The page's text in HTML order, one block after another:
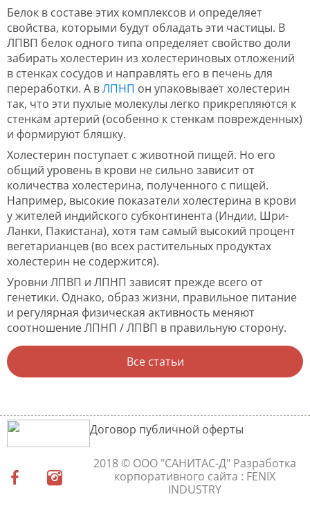
Белок в составе этих комплексов и определяет
свойства, которыми будут обладать эти частицы. В
ЛПВП белок одного типа определяет свойство доли
забирать холестерин из холестериновых отложений
в стенках сосудов и направлять его в печень для
переработки. А вЛПНП он упаковывает холестерин
так, что эти пухлые молекулы легко прикрепляются к
стенкам артерий (особенно к стенкам поврежденных)
и формируют бляшку.
Холестерин поступает с животной пищей. Но его
общий уровень в крови не сильно зависит от
количества холестерина, полученного с пищей.
Например, высокие показатели холестерина в крови
у жителей индийского субконтинента (Индии, Шри-
Ланки, Пакистана), хотя там самый высокий процент
вегетарианцев (во всех растительных продуктах
холестерин не содержится).
Уровни ЛПВП и ЛПНП зависят прежде всего от
генетики. Однако, образ жизни, правильное питание
и регулярная физическая активность меняют
соотношение ЛПНП / ЛПВП в правильную сторону.
Все статьи
Договор публичной оферты
2018 © ООО "САНИТАС-Д" Разработка
корпоративного сайта : FENIX
INDUSTRY